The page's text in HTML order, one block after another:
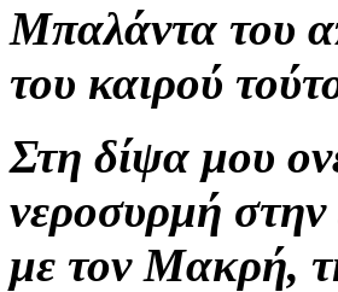
Μπαλάντα του
του καιρού
Στη δίψα μου
νεροσυρμή στην
με τον Μακρή,